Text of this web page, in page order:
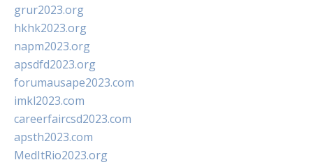
grur2023.org
hkhk2023.org
napm2023.org
apsdfd2023.org
forumausape2023.com
imkl2023.com
careerfaircsd2023.com
apsth2023.com
MedItRio2023.org